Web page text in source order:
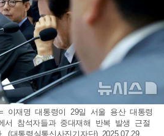
이재명 대통령이 29일 서울 용산 대통령
서 참석자들과 중대재해 반복 발생 근절
대통령실통신사진기자단) 2025.07.29.